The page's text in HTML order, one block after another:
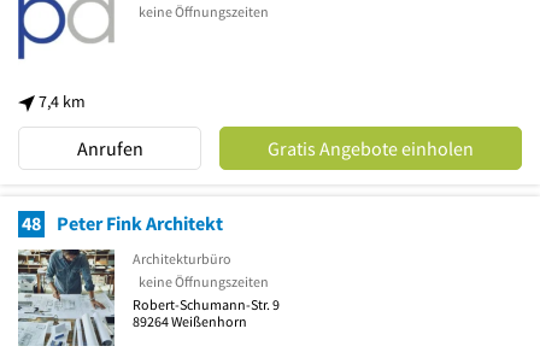
7,4 km
keine Öffnungszeiten
Anrufen Gratis Angebote einholen
48 Peter Fink Architekt
Architekturbüro
keine Öffnungszeiten
Robert-Schumann-Str. 9
89264Weißenhorn